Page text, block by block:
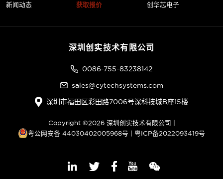
新闻动态
获取报价
创华芯电子
深圳创实技术有限公司
0086-755-83238142
sales@cytechsystems.com
深圳市福田区彩田路7006号深科技城B座15楼
Copyright ©2026 深圳创实技术有限公司 |
粤公网安备 44030402005968号 | 粤ICP备2022093419号